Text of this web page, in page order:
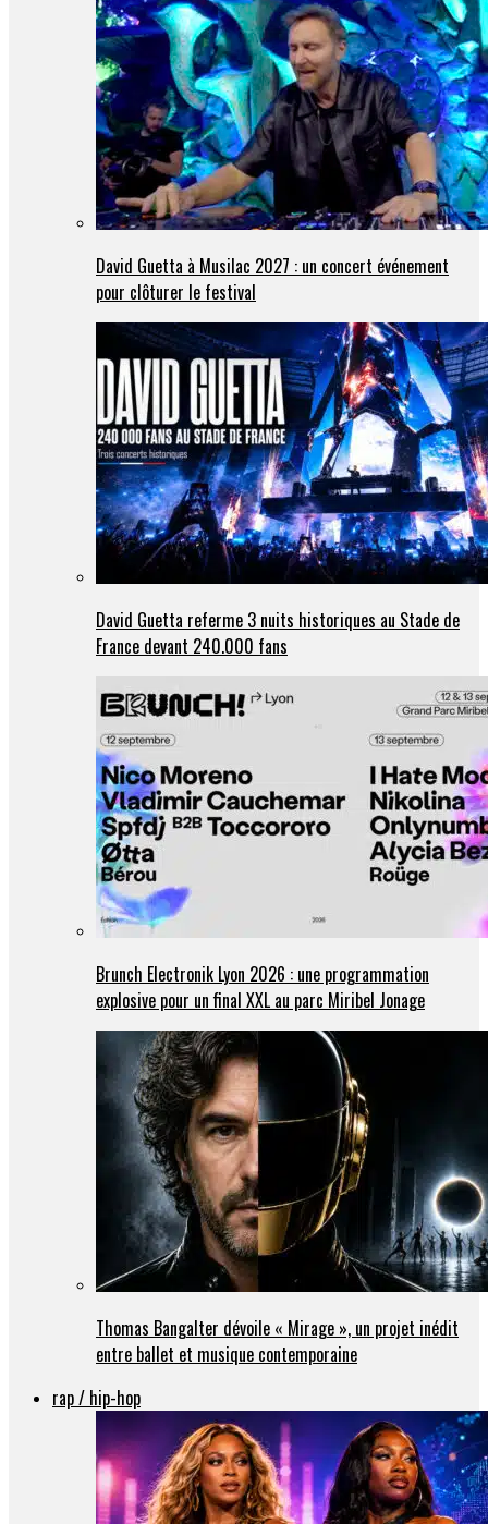
David Guetta à Musilac 2027 : un concert événement
pour clôturer le festival
David Guetta referme 3 nuits historiques au Stade de
France devant 240.000 fans
Brunch Electronik Lyon 2026 : une programmation
explosive pour un final XXL au parc Miribel Jonage
Thomas Bangalter dévoile « Mirage », un projet inédit
entre ballet et musique contemporaine
rap / hip-hop